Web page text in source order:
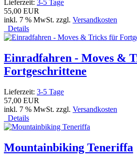
Lieferzeit: 3-5 Tage
55,00 EUR
inkl. 7 % MwSt. zzgl. Versandkosten
Details
Einradfahren - Moves &
Fortgeschrittene
Lieferzeit: 3-5 Tage
57,00 EUR
inkl. 7 % MwSt. zzgl. Versandkosten
Details
Mountainbiking Teneriffa